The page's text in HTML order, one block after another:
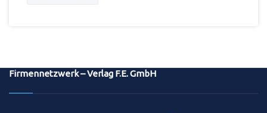
Firmennetzwerk – Verlag F.E. GmbH